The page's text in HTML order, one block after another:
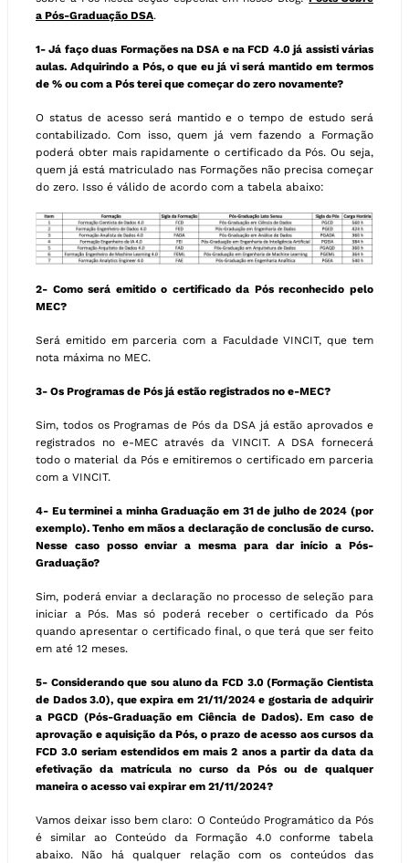
a Pós-Graduação DSA.
1- Já faço duas Formações na DSA e na FCD 4.0 já assisti várias
aulas. Adquirindo a Pós, o que eu já vi será mantido em termos
de % ou com a Pós terei que começar do zero novamente?
O status de acesso será mantido e o tempo de estudo será
contabilizado. Com isso, quem já vem fazendo a Formação
poderá obter mais rapidamente o certificado da Pós. Ou seja,
quem já está matriculado nas Formações não precisa começar
do zero. Isso é válido de acordo com a tabela abaixo:
2- Como será emitido o certificado da Pós reconhecido pelo
MEC?
Será emitido em parceria com a Faculdade VINCIT, que tem
nota máxima no MEC.
3- Os Programas de Pós já estão registrados no e-MEC?
Sim, todos os Programas de Pós da DSA já estão aprovados e
registrados no e-MEC através da VINCIT. A DSA fornecerá
todo o material da Pós e emitiremos o certificado em parceria
com a VINCIT.
4- Eu terminei a minha Graduação em 31 de julho de 2024 (por
exemplo). Tenho em mãos a declaração de conclusão de curso.
Nesse caso posso enviar a mesma para dar início a Pós-
Graduação?
Sim, poderá enviar a declaração no processo de seleção para
iniciar a Pós. Mas só poderá receber o certificado da Pós
quando apresentar o certificado final, o que terá que ser feito
em até 12 meses.
5- Considerando que sou aluno da FCD 3.0 (Formação Cientista
de Dados 3.0), que expira em 21/11/2024 e gostaria de adquirir
a PGCD (Pós-Graduação em Ciência de Dados). Em caso de
aprovação e aquisição da Pós, o prazo de acesso aos cursos da
FCD 3.0 seriam estendidos em mais 2 anos a partir da data da
efetivação da matrícula no curso da Pós ou de qualquer
maneira o acesso vai expirar em 21/11/2024?
Vamos deixar isso bem claro: O Conteúdo Programático da Pós
é similar ao Conteúdo da Formação 4.0 conforme tabela
abaixo. Não há qualquer relação com os conteúdos das